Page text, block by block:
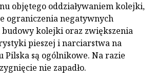
objętego oddziaływaniem kolejki,
ograniczenia negatywnych
kolejki oraz zwiększenia
pieszej i narciarstwa na
Pilska są ogólnikowe. Na razie
nie zapadło.